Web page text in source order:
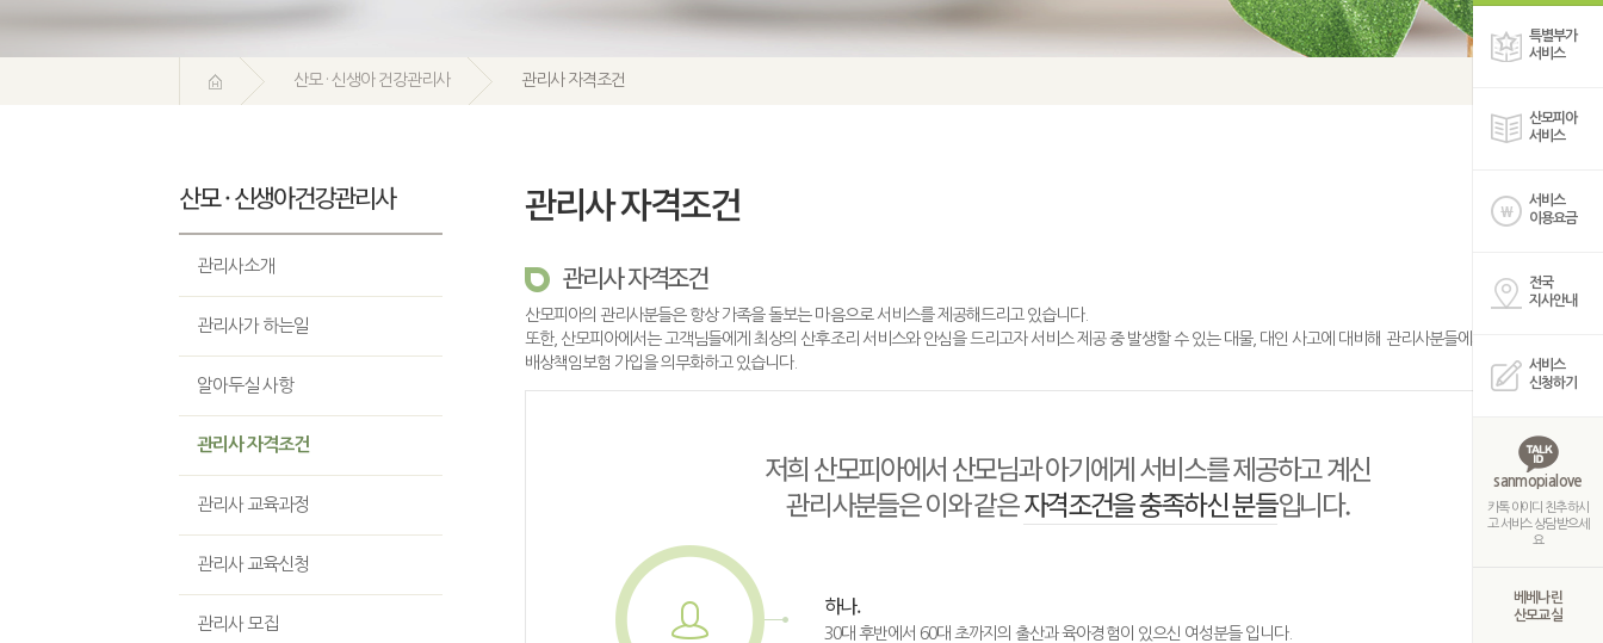
특별부가
서비스
산모피아
서비스
서비스
이용요금
전국
지사안내
서비스
신청하기
sanmopialove
카톡 아이디 친추 하시
고 서비스 상담 받으세
요
베베나린
산모교실
산모 · 신생아 건강관리사 관리사 자격조건
산모 · 신생아건강관리사
관리사소개
관리사가 하는일
알아두실 사항
관리사 자격조건
관리사 교육과정
관리사 교육신청
관리사 모집
관리사 자격조건
관리사 자격조건
산모피아의 관리사분들은 항상 가족을 돌보는 마음으로 서비스를 제공해드리고 있습니다.
또한, 산모피아에서는 고객님들에게 최상의 산후조리 서비스와 안심을 드리고자 서비스 제공 중 발생할 수 있는 대물, 대인 사고에 대비해 관리사분들에게
배상책임보험 가입을 의무화하고 있습니다.
저희 산모피아에서 산모님과 아기에게 서비스를 제공하고 계신
관리사분들은 이와 같은자격조건을 충족하신 분들입니다.
하나.
30대 후반에서 60대 초까지의 출산과 육아경험이 있으신 여성분들 입니다.